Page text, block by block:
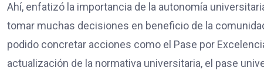
Ahí, enfatizó la importancia de la autonomía
tomar muchas decisiones en beneficio de la
podido concretar acciones como el Pase por
actualización de la normativa universitaria, el pase